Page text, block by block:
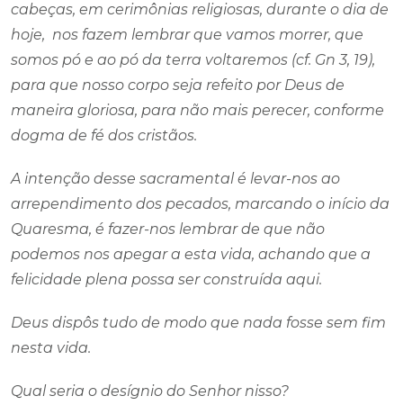
cabeças, em cerimônias religiosas, durante o dia de
hoje, nos fazem lembrar que vamos morrer, que
somos pó e ao pó da terra voltaremos (cf. Gn 3, 19),
para que nosso corpo seja refeito por Deus de
maneira gloriosa, para não mais perecer, conforme
dogma de fé dos cristãos.
A intenção desse sacramental é levar-nos ao
arrependimento dos pecados, marcando o início da
Quaresma, é fazer-nos lembrar de que não
podemos nos apegar a esta vida, achando que a
felicidade plena possa ser construída aqui.
Deus dispôs tudo de modo que nada fosse sem fim
nesta vida.
Qual seria o desígnio do Senhor nisso?